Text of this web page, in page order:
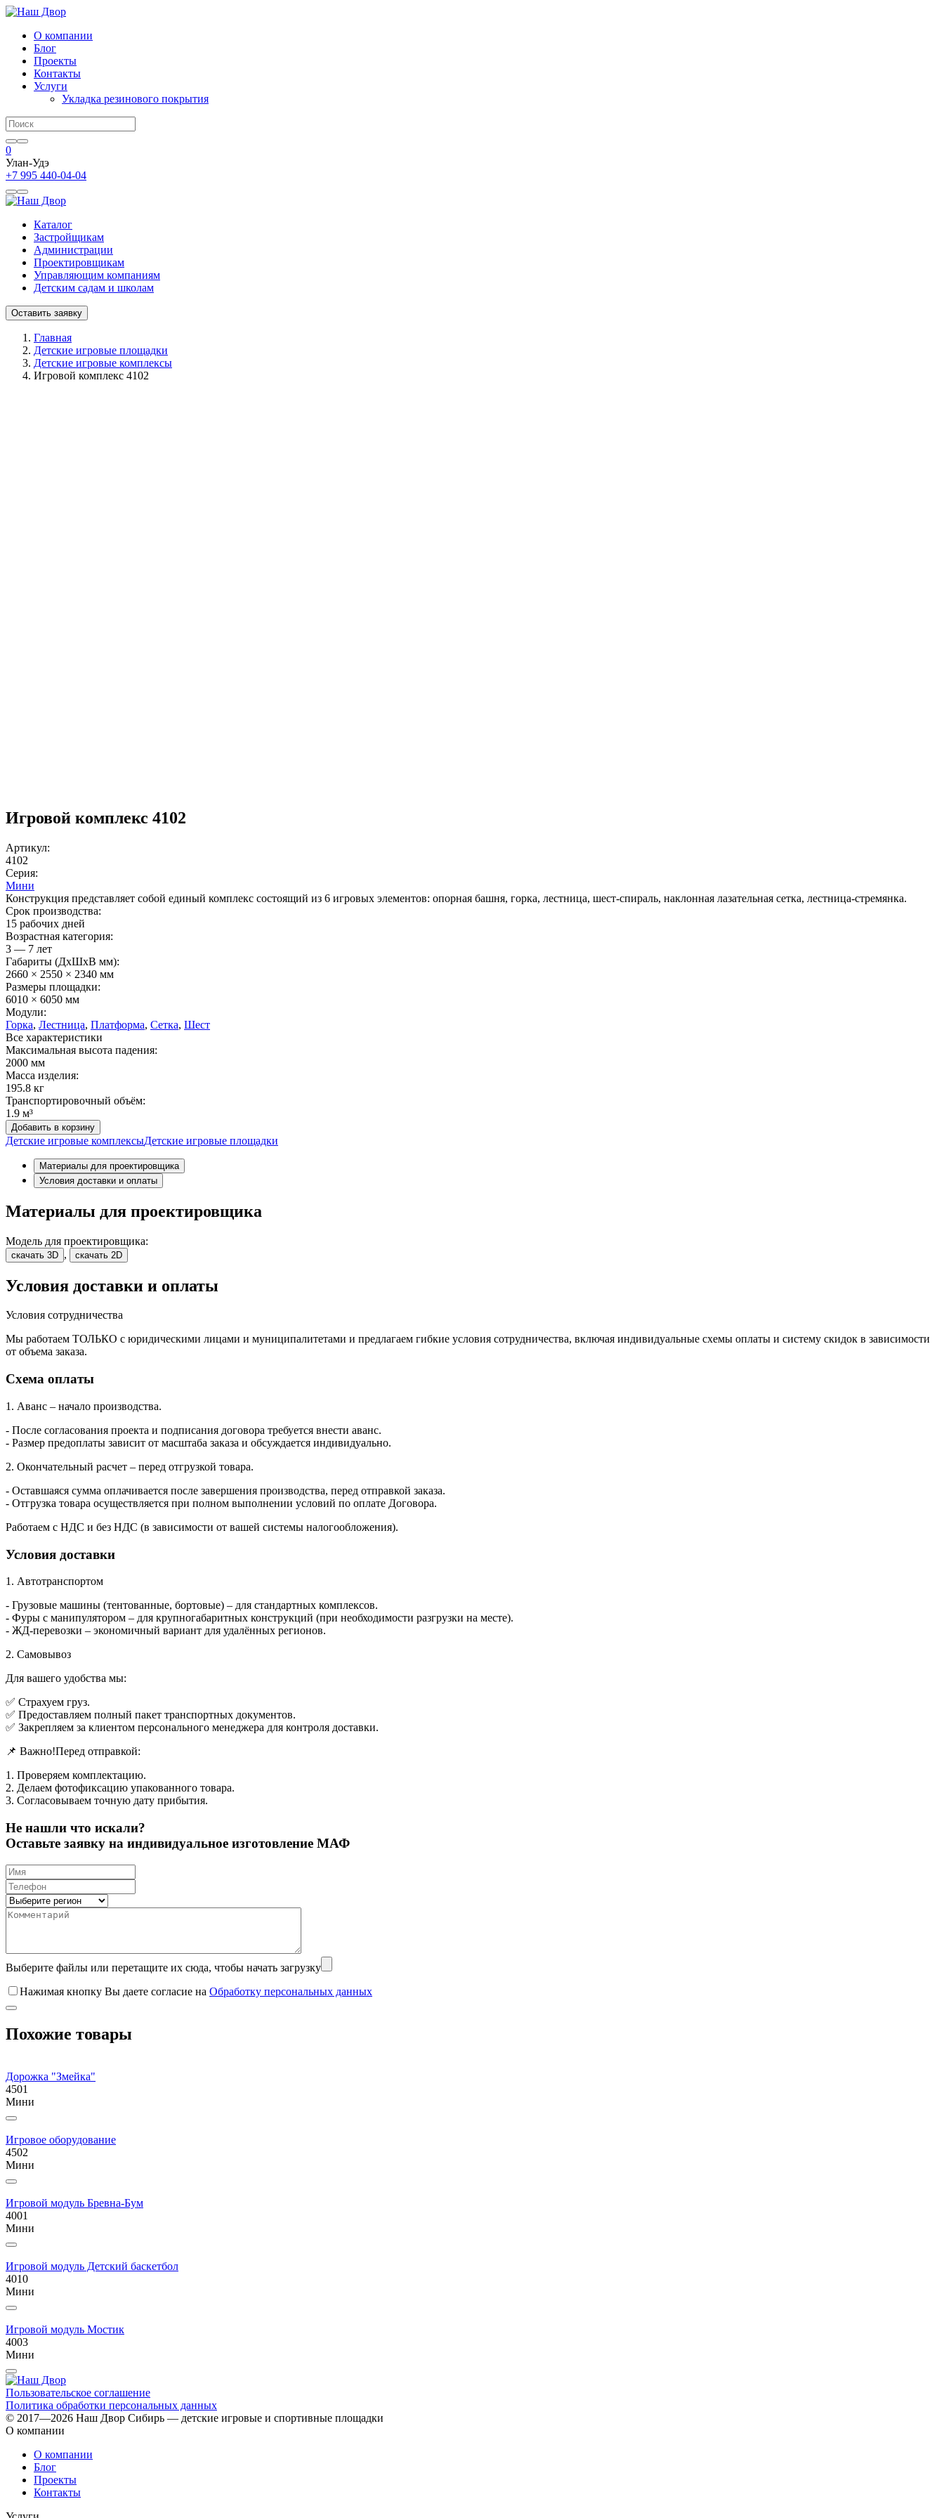
О компании
Блог
Проекты
Контакты
Услуги
Укладка резинового покрытия
0
Улан-Удэ
+7 995 440-04-04
Каталог
Застройщикам
Администрации
Проектировщикам
Управляющим компаниям
Детским садам и школам
Оставить заявку
Главная
Детские игровые площадки
Детские игровые комплексы
Игровой комплекс 4102
Игровой комплекс 4102
Артикул:
4102
Серия:
Мини
Конструкция представляет собой единый комплекс состоящий из 6 игровых элементов: опорная башня, горка, лестница, шест-спираль, наклонная лазательная сетка, лестница-стремянка.
Срок производства:
15 рабочих дней
Возрастная категория:
3 — 7 лет
Габариты (ДхШxВ мм):
2660 × 2550 × 2340 мм
Размеры площадки:
6010 × 6050 мм
Модули:
Горка, Лестница, Платформа, Сетка, Шест
Все характеристики
Максимальная высота падения:
2000 мм
Масса изделия:
195.8 кг
Транспортировочный объём:
1.9 м³
Добавить в корзину
Детские игровые комплексыДетские игровые площадки
Материалы для проектировщика
Условия доставки и оплаты
Материалы для проектировщика
Модель для проектировщика:
скачать 3D , скачать 2D
Условия доставки и оплаты
Условия сотрудничества
Мы работаем ТОЛЬКО с юридическими лицами и муниципалитетами и предлагаем гибкие условия сотрудничества, включая индивидуальные схемы оплаты и систему скидок в зависимости
от объема заказа.
Схема оплаты
1. Аванс – начало производства.
- После согласования проекта и подписания договора требуется внести аванс.
- Размер предоплаты зависит от масштаба заказа и обсуждается индивидуально.
2. Окончательный расчет – перед отгрузкой товара.
- Оставшаяся сумма оплачивается после завершения производства, перед отправкой заказа.
- Отгрузка товара осуществляется при полном выполнении условий по оплате Договора.
Работаем с НДС и без НДС (в зависимости от вашей системы налогообложения).
Условия доставки
1. Автотранспортом
- Грузовые машины (тентованные, бортовые) – для стандартных комплексов.
- Фуры с манипулятором – для крупногабаритных конструкций (при необходимости разгрузки на месте).
- ЖД-перевозки – экономичный вариант для удалённых регионов.
2. Самовывоз
Для вашего удобства мы:
✅ Страхуем груз.
✅ Предоставляем полный пакет транспортных документов.
✅ Закрепляем за клиентом персонального менеджера для контроля доставки.
📌 Важно!Перед отправкой:
1. Проверяем комплектацию.
2. Делаем фотофиксацию упакованного товара.
3. Согласовываем точную дату прибытия.
Не нашли что искали?
Оставьте заявку на индивидуальное изготовление МАФ
Выберите файлы или перетащите их сюда, чтобы начать загрузку
Нажимая кнопку Вы даете согласие на Обработку персональных данных
Похожие товары
Дорожка "Змейка"
4501
Мини
Игровое оборудование
4502
Мини
Игровой модуль Бревна-Бум
4001
Мини
Игровой модуль Детский баскетбол
4010
Мини
Игровой модуль Мостик
4003
Мини
Пользовательское соглашение
Политика обработки персональных данных
© 2017—2026 Наш Двор Сибирь — детские игровые и спортивные площадки
О компании
О компании
Блог
Проекты
Контакты